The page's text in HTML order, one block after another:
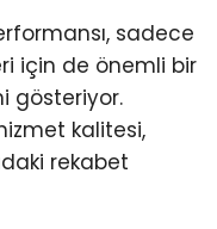
sadece
için de önemli bir
gösteriyor.
kalitesi,
rekabet